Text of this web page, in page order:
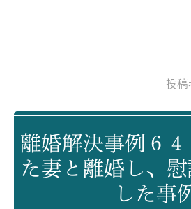
投稿
離婚解決事例６
た妻と離婚し、
した事